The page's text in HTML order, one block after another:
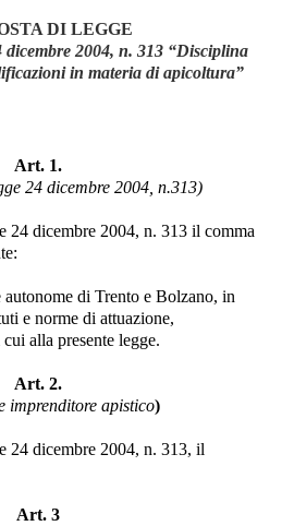
DI LEGGE
2004, n. 313 “Disciplina
in materia di apicoltura”
Art. 1.
24 dicembre 2004, n.313)
24 dicembre 2004, n. 313 il comma
di Trento e Bolzano, in
e norme di attuazione,
alla presente legge.
Art. 2.
imprenditore apistico)
24 dicembre 2004, n. 313, il
Art. 3